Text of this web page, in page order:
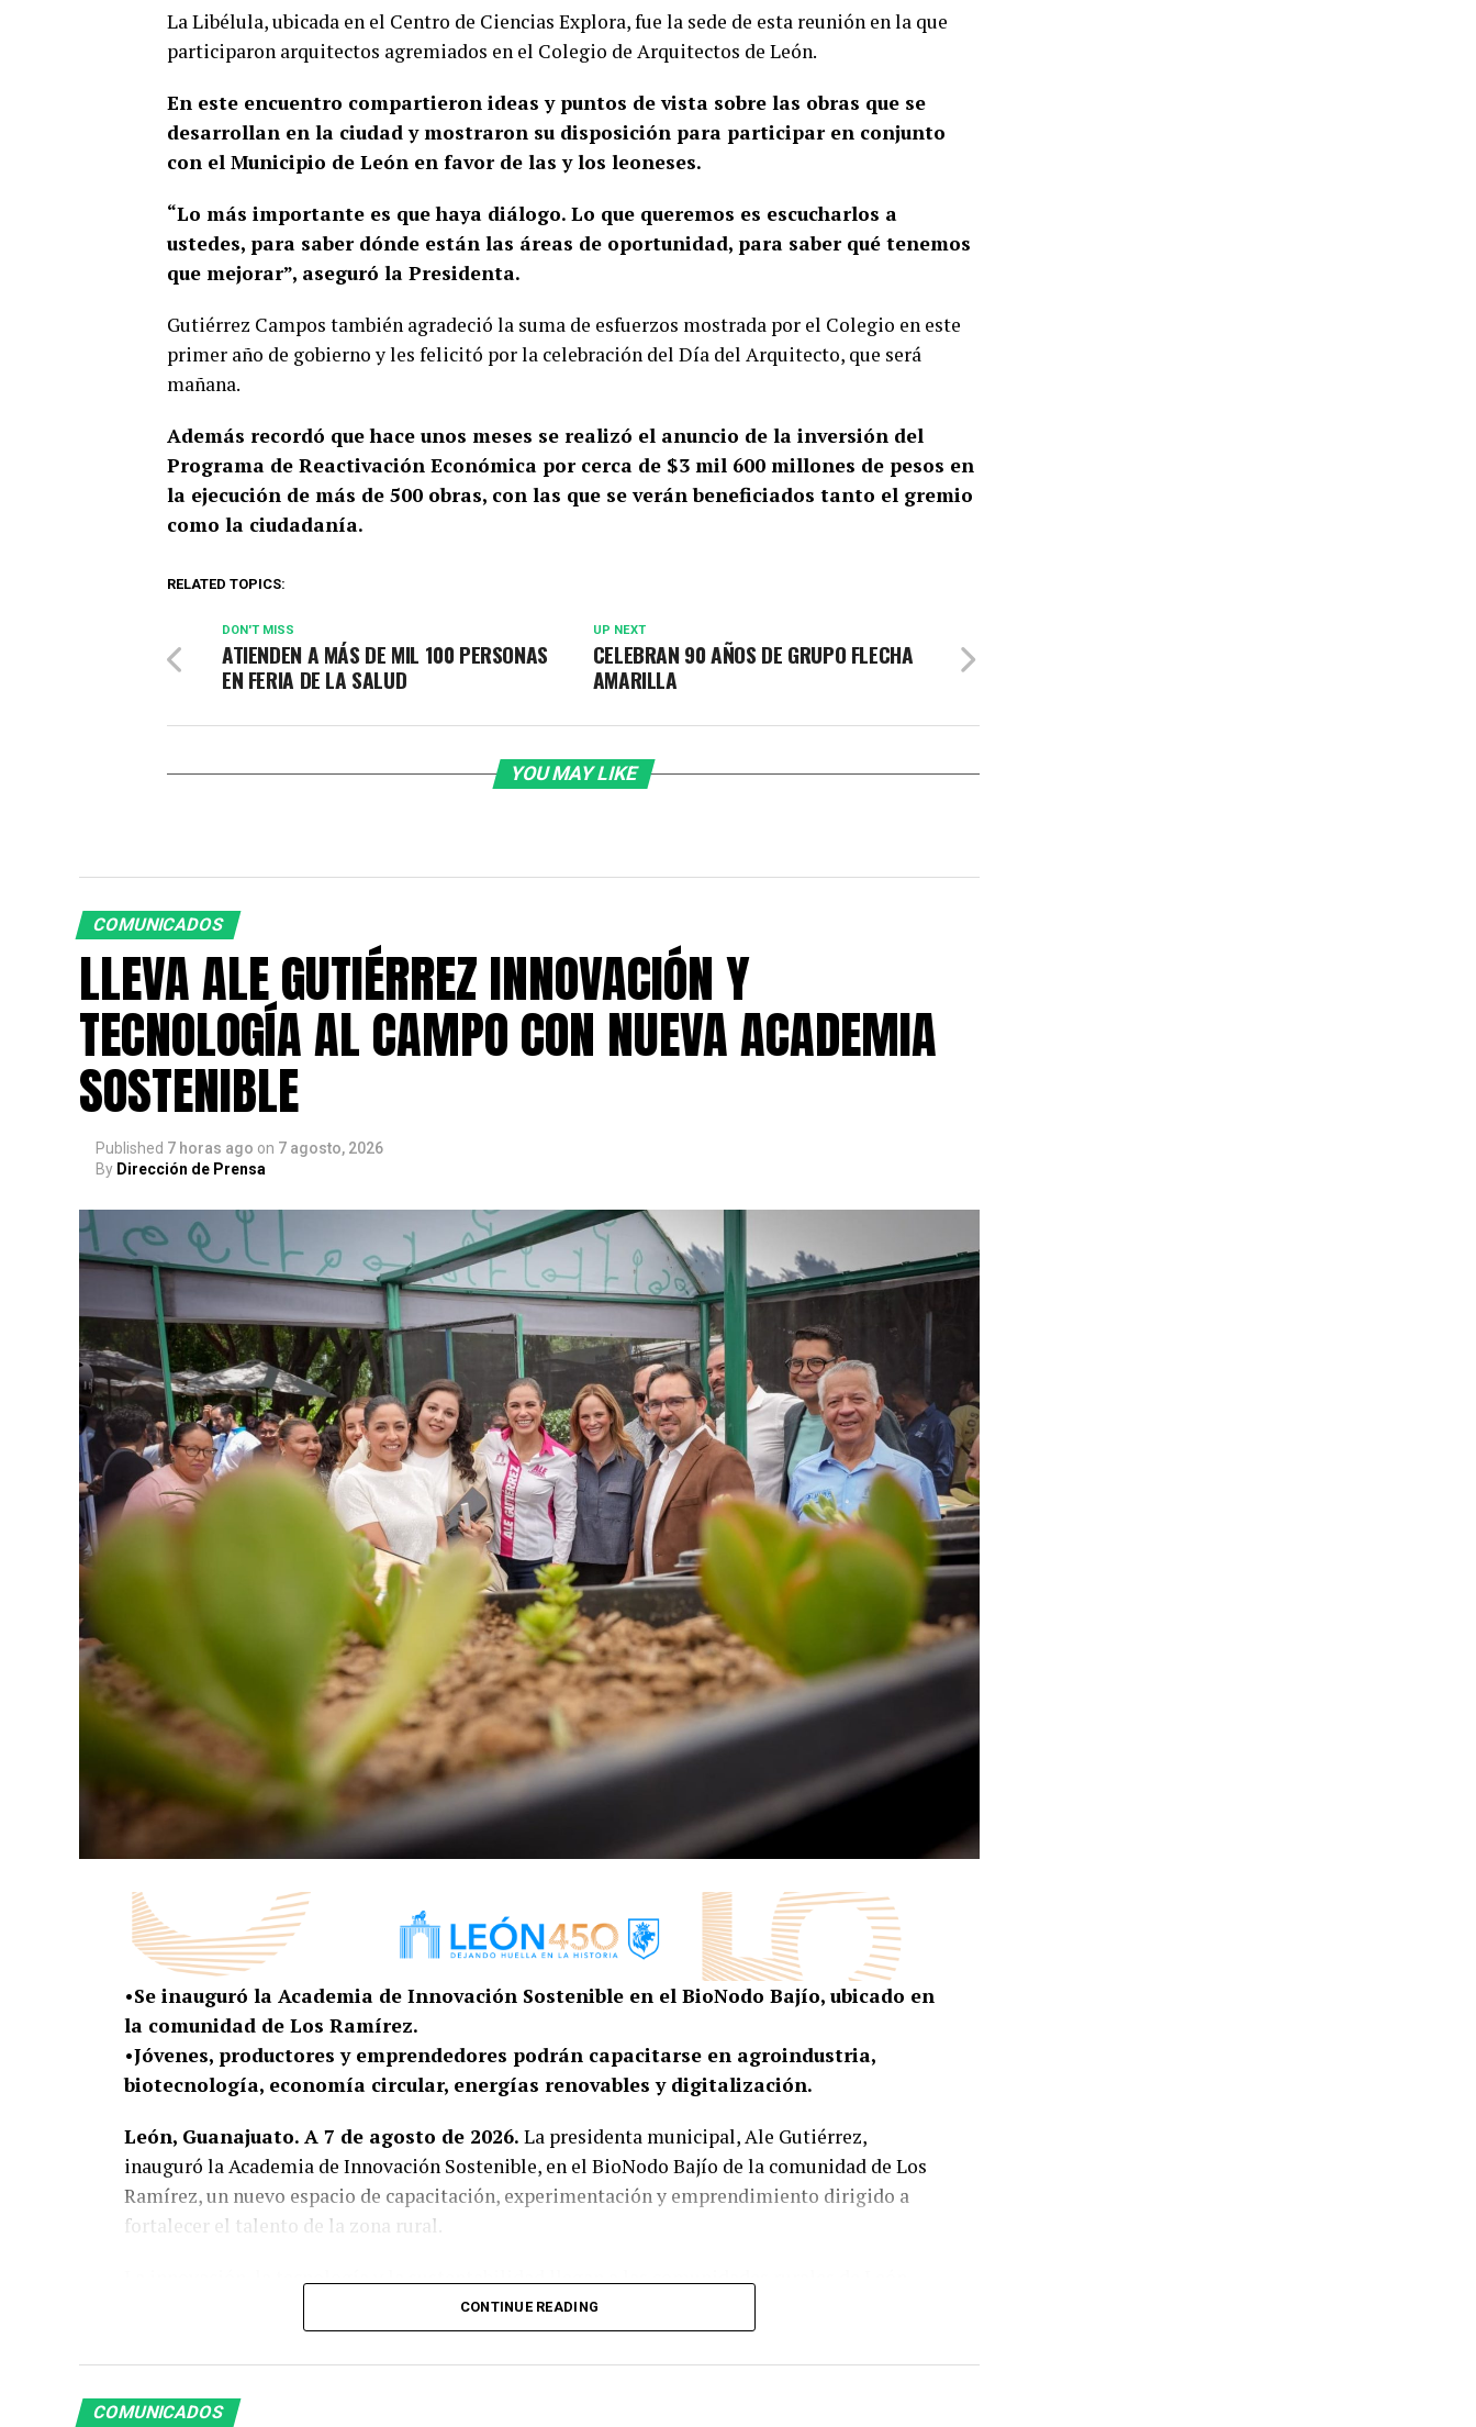
La Libélula, ubicada en el Centro de Ciencias Explora, fue la sede de esta reunión en la que
participaron arquitectos agremiados en el Colegio de Arquitectos de León.
En este encuentro compartieron ideas y puntos de vista sobre las obras que se
desarrollan en la ciudad y mostraron su disposición para participar en conjunto
con el Municipio de León en favor de las y los leoneses.
“Lo más importante es que haya diálogo. Lo que queremos es escucharlos a
ustedes, para saber dónde están las áreas de oportunidad, para saber qué tenemos
que mejorar”, aseguró la Presidenta.
Gutiérrez Campos también agradeció la suma de esfuerzos mostrada por el Colegio en este
primer año de gobierno y les felicitó por la celebración del Día del Arquitecto, que será
mañana.
Además recordó que hace unos meses se realizó el anuncio de la inversión del
Programa de Reactivación Económica por cerca de $3 mil 600 millones de pesos en
la ejecución de más de 500 obras, con las que se verán beneficiados tanto el gremio
como la ciudadanía.
RELATED TOPICS:
UP NEXT
CELEBRAN 90 AÑOS DE GRUPO FLECHA
AMARILLA
DON'T MISS
ATIENDEN A MÁS DE MIL 100 PERSONAS
EN FERIA DE LA SALUD
YOU MAY LIKE
COMUNICADOS
LLEVA ALE GUTIÉRREZ INNOVACIÓN Y
TECNOLOGÍA AL CAMPO CON NUEVA ACADEMIA
SOSTENIBLE
Published 7 horas ago on 7 agosto, 2026
By Dirección de Prensa
•Se inauguró la Academia de Innovación Sostenible en el BioNodo Bajío, ubicado en
la comunidad de Los Ramírez.
•Jóvenes, productores y emprendedores podrán capacitarse en agroindustria,
biotecnología, economía circular, energías renovables y digitalización.
León, Guanajuato. A 7 de agosto de 2026. La presidenta municipal, Ale Gutiérrez,
inauguró la Academia de Innovación Sostenible, en el BioNodo Bajío de la comunidad de Los
Ramírez, un nuevo espacio de capacitación, experimentación y emprendimiento dirigido a
fortalecer el talento de la zona rural.
La innovación, la tecnología y la sustentabilidad llegan a las comunidades rurales de León
para convertir ideas en soluciones y generar nuevas oportunidades de desarrollo. Ubicada en
la comunidad de Los Ramírez, la Academia acercará a jóvenes, productores y emprendedores
herramientas especializadas para mejorar sus procesos, elevar la productividad, fortalecer la
vocación agroindustrial de la zona y crear alternativas de crecimiento económico desde sus
CONTINUE READING
COMUNICADOS